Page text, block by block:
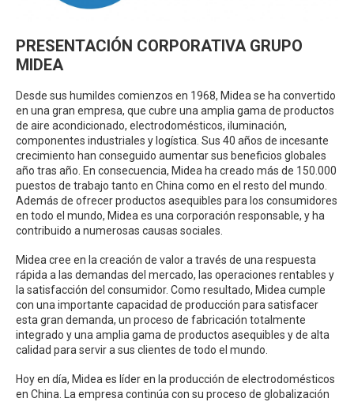
PRESENTACIÓN CORPORATIVA GRUPO
MIDEA
Desde sus humildes comienzos en 1968, Midea se ha convertido
en una gran empresa, que cubre una amplia gama de productos
de aire acondicionado, electrodomésticos, iluminación,
componentes industriales y logística. Sus 40 años de incesante
crecimiento han conseguido aumentar sus beneficios globales
año tras año. En consecuencia, Midea ha creado más de 150.000
puestos de trabajo tanto en China como en el resto del mundo.
Además de ofrecer productos asequibles para los consumidores
en todo el mundo, Midea es una corporación responsable, y ha
contribuido a numerosas causas sociales.
Midea cree en la creación de valor a través de una respuesta
rápida a las demandas del mercado, las operaciones rentables y
la satisfacción del consumidor. Como resultado, Midea cumple
con una importante capacidad de producción para satisfacer
esta gran demanda, un proceso de fabricación totalmente
integrado y una amplia gama de productos asequibles y de alta
calidad para servir a sus clientes de todo el mundo.
Hoy en día, Midea es líder en la producción de electrodomésticos
en China. La empresa continúa con su proceso de globalización